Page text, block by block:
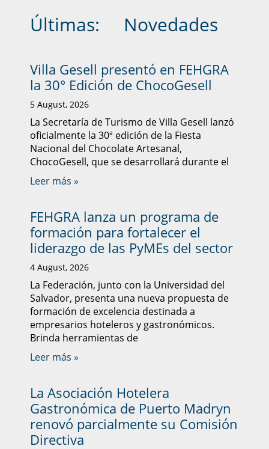
Últimas: Novedades
Villa Gesell presentó en FEHGRA
la 30° Edición de ChocoGesell
5 August, 2026
La Secretaría de Turismo de Villa Gesell lanzó
oficialmente la 30ª edición de la Fiesta
Nacional del Chocolate Artesanal,
ChocoGesell, que se desarrollará durante el
Leer más »
FEHGRA lanza un programa de
formación para fortalecer el
liderazgo de las PyMEs del sector
4 August, 2026
La Federación, junto con la Universidad del
Salvador, presenta una nueva propuesta de
formación de excelencia destinada a
empresarios hoteleros y gastronómicos.
Brinda herramientas de
Leer más »
La Asociación Hotelera
Gastronómica de Puerto Madryn
renovó parcialmente su Comisión
Directiva